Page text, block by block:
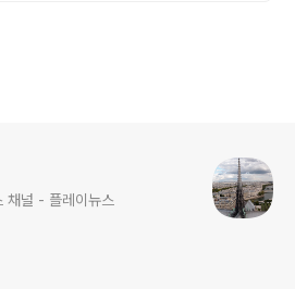
채널 - 플레이뉴스